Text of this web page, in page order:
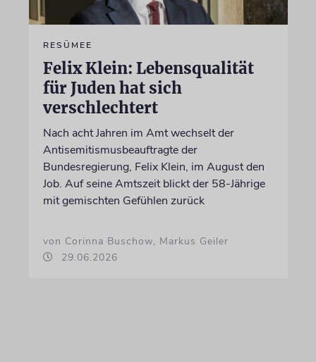
RESÜMEE
Felix Klein: Lebensqualität
für Juden hat sich
verschlechtert
Nach acht Jahren im Amt wechselt der
Antisemitismusbeauftragte der
Bundesregierung, Felix Klein, im August den
Job. Auf seine Amtszeit blickt der 58-Jährige
mit gemischten Gefühlen zurück
von Corinna Buschow, Markus Geiler
29.06.2026